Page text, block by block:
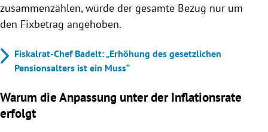
zusammenzählen, würde der gesamte Bezug nur um
den Fixbetrag angehoben.
Fiskalrat-Chef Badelt: „Erhöhung des gesetzlichen
Pensionsalters ist ein Muss“
Warum die Anpassung unter der Inflationsrate
erfolgt